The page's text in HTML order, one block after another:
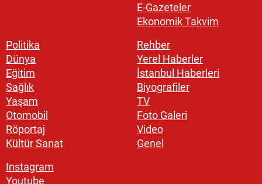
E-Gazeteler
Ekonomik Takvim
Politika
Dünya
Eğitim
Sağlık
Yaşam
Otomobil
Röportaj
Kültür Sanat
Rehber
Yerel Haberler
İstanbul Haberleri
Biyografiler
TV
Foto Galeri
Video
Genel
Instagram
Youtube